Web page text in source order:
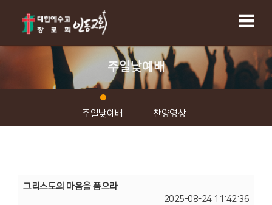
주일낮예배
주일낮예배 찬양영상
그리스도의 마음을 품으라
2025-08-24 11:42:36